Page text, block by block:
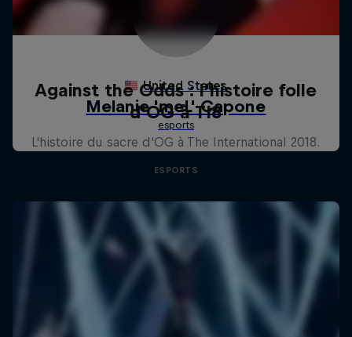
Against the Odds : l'histoire folle
d'OG à TI8
L'histoire du sacre d'OG à The International 2018.
ESPORTS